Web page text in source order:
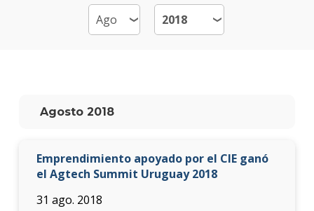
Agosto 2018
Emprendimiento apoyado por el CIE ganó
el Agtech Summit Uruguay 2018
31 ago. 2018